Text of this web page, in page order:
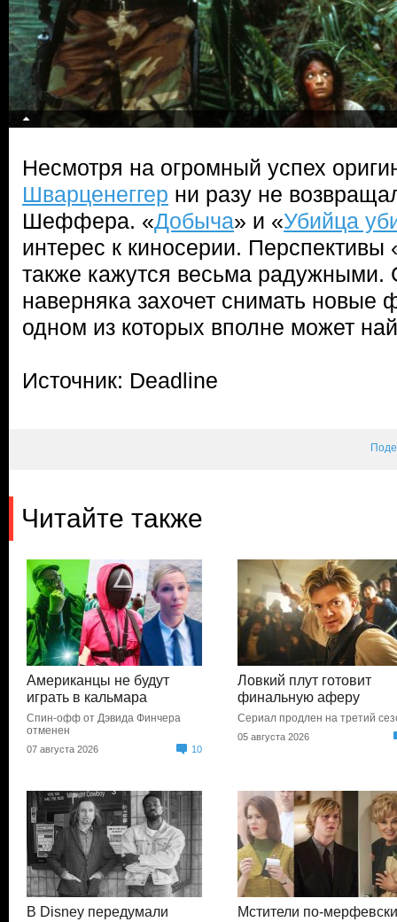
Несмотря на огромный успех
Шварценеггер ни разу не
Шеффера. «Добыча» и «Убийца
интерес к киносерии.
также кажутся весьма радужными.
наверняка захочет снимать
одном из которых вполне может
Источник: Deadline
Читайте также
Американцы не будут
играть в кальмара
Спин-офф от Дэвида Финчера
отменен
07 августа 2026 10
Ловкий плут готовит
финальную аферу
Сериал продлен на третий
05 августа 2026
В Disney передумали
Мстители по-